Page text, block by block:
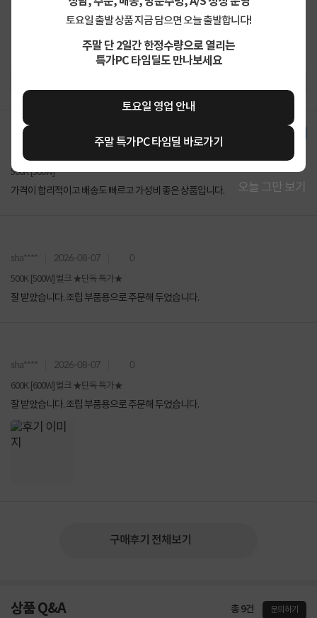
토요일 출발 상품 지금 담으면 오늘 출발합니다!
주말 단 2일간 한정수량으로 열리는
특가PC 타임딜도 만나보세요
토요일 영업 안내
주말 특가PC 타임딜 바로가기
오늘 그만 보기
한달 사용기
open**** 2026-08-07
500K [500W]
가격이 합리적이고 배송도 빠르고 가성비 좋은 상품입니다.
sha**** 2026-08-07 0
500K [500W] 벌크 ★단독 특가★
잘 받았습니다. 조립 부품용으로 주문해 두었습니다.
sha**** 2026-08-07 0
600K [600W] 벌크 ★단독 특가★
잘 받았습니다. 조립 부품용으로 주문해 두었습니다.
구매후기 전체보기
상품 Q&A 총 9건 문의하기